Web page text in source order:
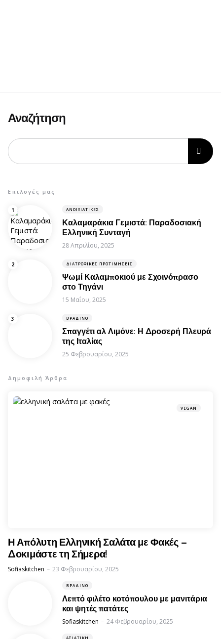
Αναζήτηση
Επιλογές μας
ΑΝΟΙΞΙΆΤΙΚΕΣ
Καλαμαράκια Γεμιστά: Παραδοσιακή
Ελληνική Συνταγή
28 Απριλίου, 2025
ΔΙΑΤΡΟΦΙΚΈΣ ΠΡΟΤΙΜΉΣΕΙΣ
Ψωμί Καλαμποκιού με Σχοινόπρασο
στο Τηγάνι
15 Μαΐου, 2025
ΒΡΑΔΙΝΌ
Σπαγγέτι αλ Λιμόνε: Η Δροσερή Πλευρά
της Ιταλίας
25 Φεβρουαρίου, 2025
Δημοφιλή Άρθρα
VEGAN
Η Απόλυτη Ελληνική Σαλάτα με Φακές –
Δοκιμάστε τη Σήμερα!
Posted
Sofiaskitchen 23 Φεβρουαρίου, 2025
ΒΡΑΔΙΝΌ
Λεπτό φιλέτο κοτόπουλου με μανιτάρια
και ψητές πατάτες
Posted
Sofiaskitchen 24 Φεβρουαρίου, 2025